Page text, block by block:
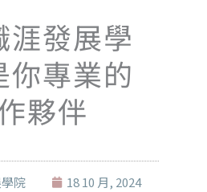
涯發展學
你專業的
夥伴
院 18 10 月, 2024